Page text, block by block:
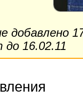
добавлено
16.02.11